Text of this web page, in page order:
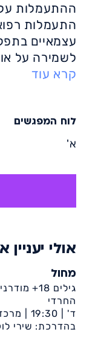
ההתעמלות
התעמלות
עצמאיים
לשמירה על
המודעות
פעילות
בשמירה על
להפחתת
ותורמת
פעילות
השרירים
קרא עוד
לוח המפגשים
א'
אולי יעניין
מחול
גילים 18+
החרדי
ד' | 19:30 |
קהילתי דיונה
בהדרכת: שירי